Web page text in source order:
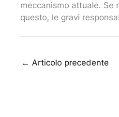
meccanismo attuale. Se
questo, le gravi
← Articolo precedente